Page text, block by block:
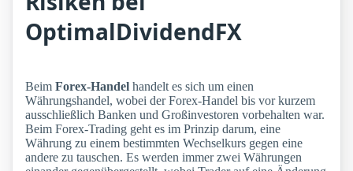
OptimalDividendFX
Beim Forex-Handel handelt es sich um einen
Währungshandel, wobei der Forex-Handel bis vor kurzem
ausschließlich Banken und Großinvestoren vorbehalten war.
Beim Forex-Trading geht es im Prinzip darum, eine
Währung zu einem bestimmten Wechselkurs gegen eine
andere zu tauschen. Es werden immer zwei Währungen